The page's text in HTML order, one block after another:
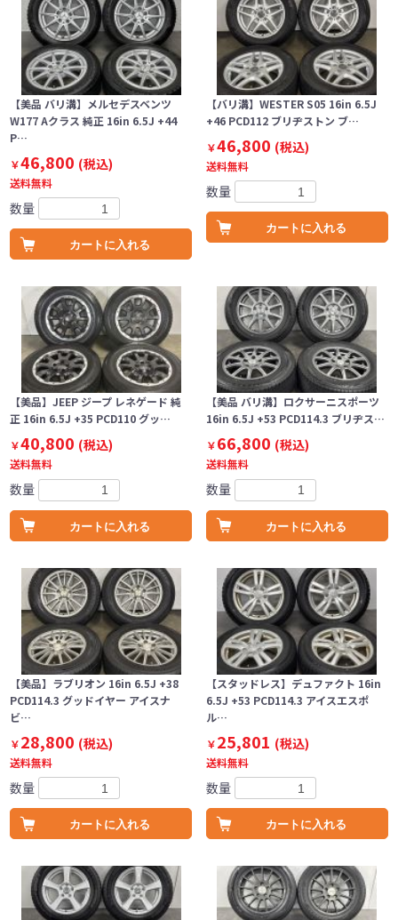
【美品 バリ溝】メルセデスベンツ
W177 Aクラス 純正 16in 6.5J +44
P…
￥46,800 (税込)
送料無料
数量
カートに入れる
【バリ溝】WESTER S05 16in 6.5J
+46 PCD112 ブリヂストン ブ…
￥46,800 (税込)
送料無料
数量
カートに入れる
【美品】JEEP ジープ レネゲード 純
正 16in 6.5J +35 PCD110 グッ…
￥40,800 (税込)
送料無料
数量
カートに入れる
【美品 バリ溝】ロクサーニスポーツ
16in 6.5J +53 PCD114.3 ブリヂス…
￥66,800 (税込)
送料無料
数量
カートに入れる
【美品】ラブリオン 16in 6.5J +38
PCD114.3 グッドイヤー アイスナ
ビ…
￥28,800 (税込)
送料無料
数量
カートに入れる
【スタッドレス】デュファクト 16in
6.5J +53 PCD114.3 アイスエスポ
ル…
￥25,801 (税込)
送料無料
数量
カートに入れる